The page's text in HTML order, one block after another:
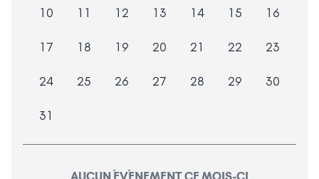
10 11 12 13 14 15 16
17 18 19 20 21 22 23
24 25 26 27 28 29 30
31
AUCUN ÉVÉNEMENT CE MOIS-CI